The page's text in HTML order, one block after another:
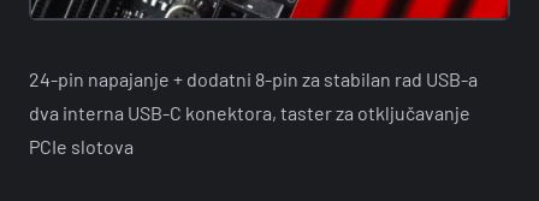
24-pin napajanje + dodatni 8-pin za stabilan rad USB-a
dva interna USB-C konektora, taster za otključavanje
PCIe slotova